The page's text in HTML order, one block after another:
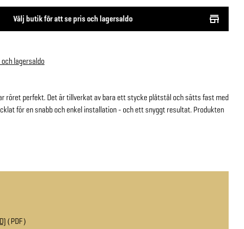
Välj butik för att se pris och lagersaldo
lagersaldo
röret perfekt. Det är tillverkat av bara ett stycke plåtstål och sätts fast med
för en snabb och enkel installation - och ett snyggt resultat. Produkten
PDF